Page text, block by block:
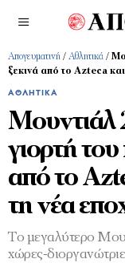
Απογευματινή / Αθλητικά /
ξεκινά από το Azteca
ΑΘΛΗΤΙΚΆ
Μουντιάλ
γιορτή
από το
τη νέα
Το μεγαλύτερο
χώρες-